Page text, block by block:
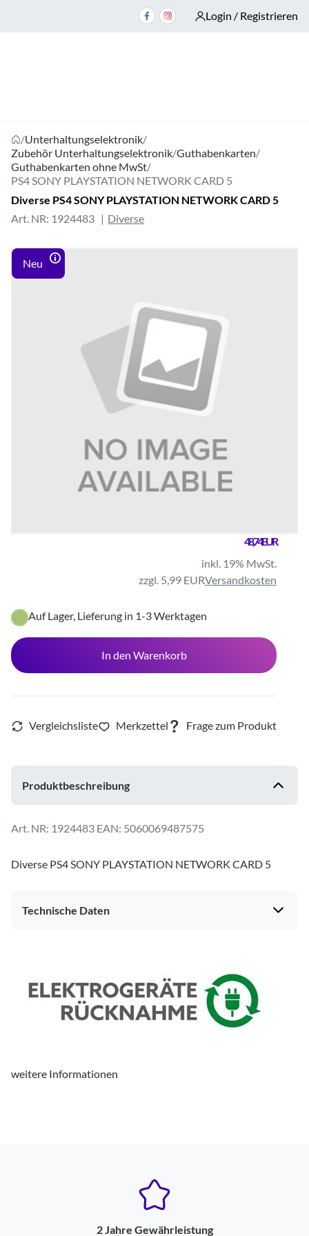
Login / Registrieren
/Unterhaltungselektronik/
Zubehör Unterhaltungselektronik/Guthabenkarten/
Guthabenkarten ohne MwSt/
PS4 SONY PLAYSTATION NETWORK CARD 5
Diverse PS4 SONY PLAYSTATION NETWORK CARD 5
Art. NR: 1924483
Diverse
Neu
48,74 EUR
inkl. 19% MwSt.
zzgl. 5,99 EURVersandkosten
Auf Lager, Lieferung in 1-3 Werktagen
In den Warenkorb
Produktbeschreibung
1924483 EAN: 5060069487575
Diverse PS4 SONY PLAYSTATION NETWORK CARD 5
Technische Daten
weitere Informationen
2 Jahre Gewährleistung